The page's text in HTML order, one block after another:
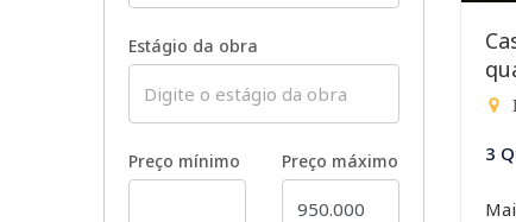
Estágio da obra
Preço mínimo Preço máximo 3